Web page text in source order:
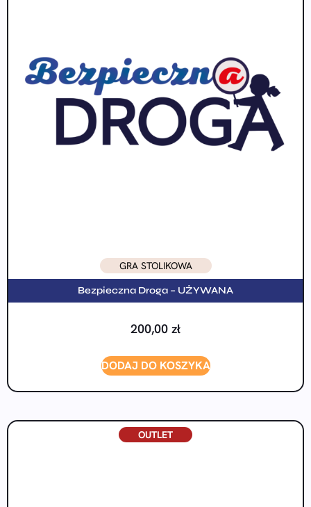
GRA STOLIKOWA
Bezpieczna Droga – UŻYWANA
200,00 zł
DODAJ DO KOSZYKA
OUTLET